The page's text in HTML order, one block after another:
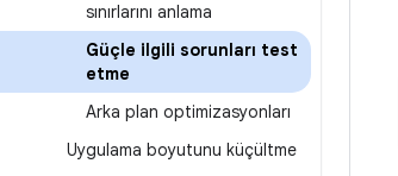
sınırlarını anlama
Güçle ilgili sorunları test
etme
Arka plan optimizasyonları
Uygulama boyutunu küçültme